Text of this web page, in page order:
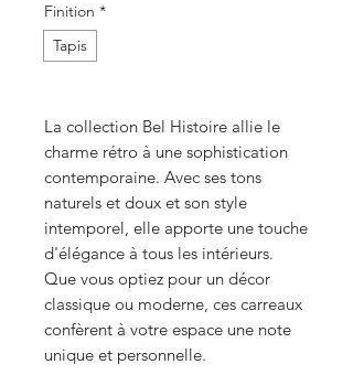
Finition *
Tapis
La collection Bel Histoire allie le
charme rétro à une sophistication
contemporaine. Avec ses tons
naturels et doux et son style
intemporel, elle apporte une touche
d'élégance à tous les intérieurs.
Que vous optiez pour un décor
classique ou moderne, ces carreaux
confèrent à votre espace une note
unique et personnelle.